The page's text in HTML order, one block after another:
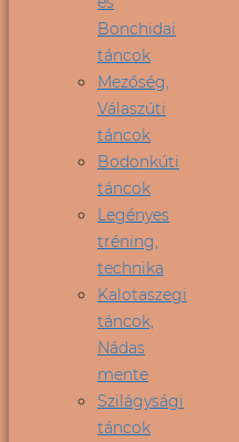
Bonchidai
táncok
Mezőség,
Válaszúti
táncok
Bodonkúti
táncok
Legényes
tréning,
technika
Kalotaszegi
táncok,
Nádas
mente
Szilágysági
táncok